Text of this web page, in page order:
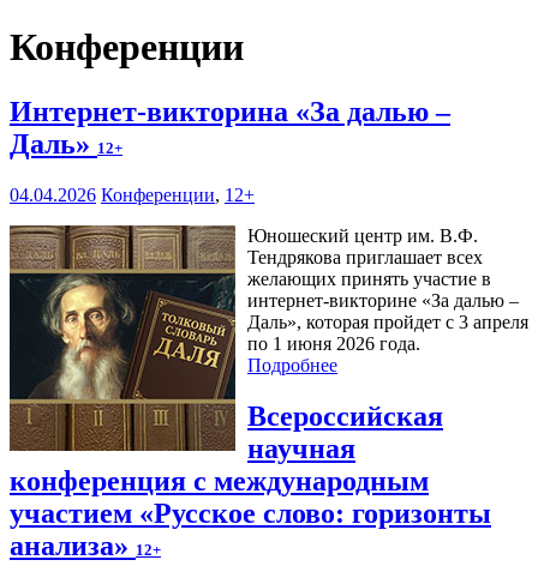
Конференции
Интернет-викторина «За далью –
Даль» 12+
04.04.2026 Конференции, 12+
Юношеский центр им. В.Ф.
Тендрякова приглашает всех
желающих принять участие в
интернет-викторине «За далью –
Даль», которая пройдет с 3 апреля
по 1 июня 2026 года.
Подробнее
Всероссийская
научная
конференция с международным
участием «Русское слово: горизонты
анализа» 12+